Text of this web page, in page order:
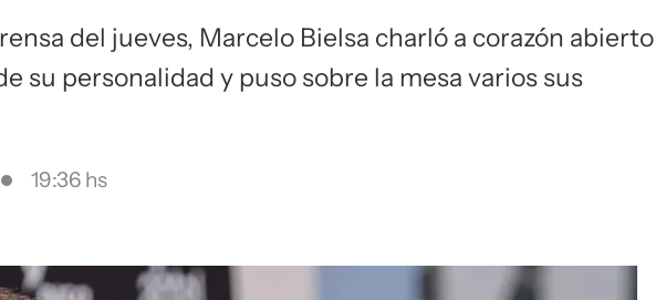
del jueves, Marcelo Bielsa charló a corazón abierto
su personalidad y puso sobre la mesa varios sus
19:36 hs